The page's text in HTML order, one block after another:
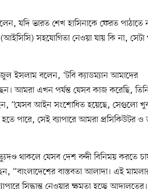
যদি ভারত শেখ হাসিনাকে ফেরত পাঠাতে
সহযোগিতা নেওয়া যায় কি না, সেটা
ইসলাম বলেন, ‘টবি ক্যাডম্যান আমাদের
আমরা এখন পর্যন্ত যেসব কাজ করেছি,
“যেসব আইন সংশোধিত হয়েছে, সেগুলো
পারে, সেই ব্যাপারে আমরা প্রসিকিউটর ও
থাকলে যেসব দেশ বন্দী বিনিময় করতে
“বাংলাদেশের বাস্তবতা আলাদা। এই